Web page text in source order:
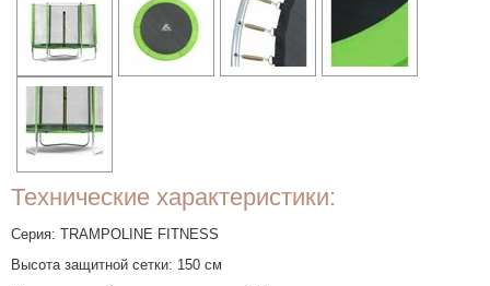
Технические характеристики:
Серия: TRAMPOLINE FITNESS
Высота защитной сетки: 150 см